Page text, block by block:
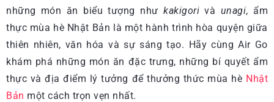
những món ăn biểu tượng như kakigori và unagi, ẩm
thực mùa hè Nhật Bản là một hành trình hòa quyện giữa
thiên nhiên, văn hóa và sự sáng tạo. Hãy cùng Air Go
khám phá những món ăn đặc trưng, những bí quyết ẩm
thực và địa điểm lý tưởng để thưởng thức mùa hè Nhật
Bản một cách trọn vẹn nhất.